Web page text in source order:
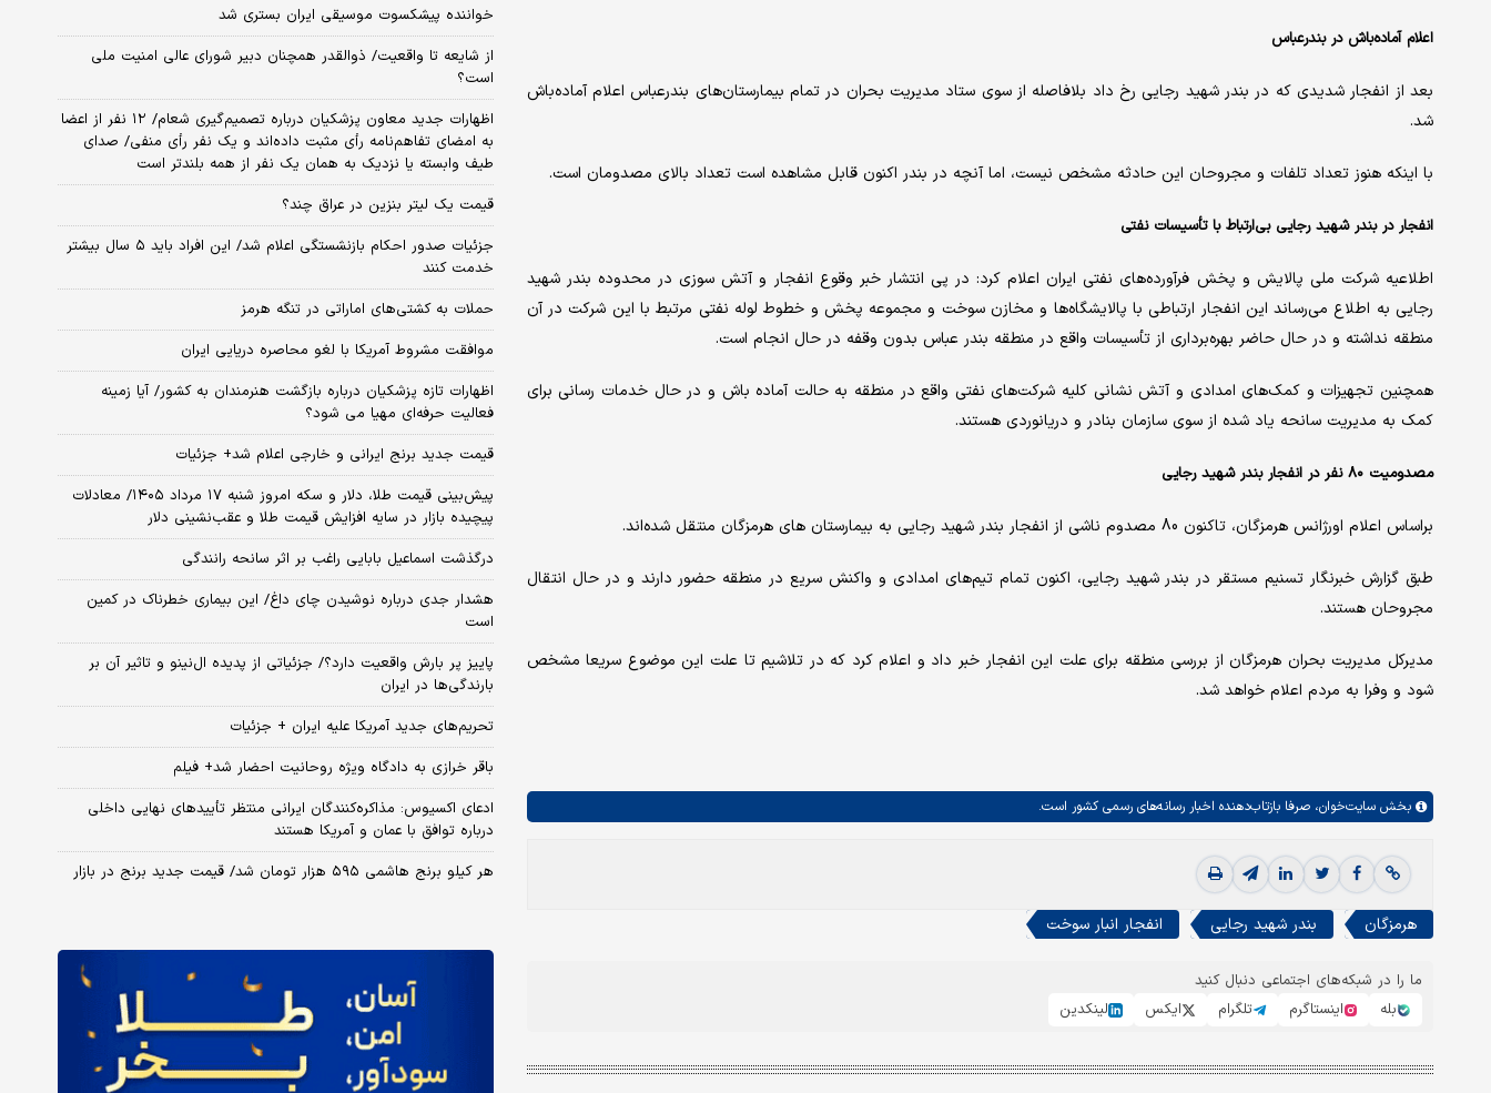
اعلام آماده‌باش در بندرعباس
بعد از انفجار شدیدی که ‌در بندر شهید رجایی رخ داد بلافاصله از سوی ستاد مدیریت بحران در تمام بیمار‌ستان‌های بندرعباس اعلام آماده‌باش
شد.
با اینکه هنوز تعداد تلفات و مجروحان این حادثه مشخص نیست، اما آنچه در بندر اکنون قابل مشاهده است تعداد بالای مصدومان است.
انفجار در بندر شهید رجایی بی‌ارتباط با تأسیسات نفتی
اطلاعیه شرکت ملی پالایش و پخش فرآورده‌های نفتی ایران اعلام کرد: در پی انتشار خبر وقوع انفجار و آتش سوزی در محدوده بندر شهید
رجایی به اطلاع می‌رساند این انفجار ارتباطی با پالایشگاه‌ها و مخازن سوخت و مجموعه پخش و خطوط لوله نفتی مرتبط با این شرکت در آن
منطقه نداشته و در حال حاضر بهره‌برداری از تأسیسات واقع در منطقه بندر عباس بدون وقفه در حال انجام است.
همچنین تجهیزات و کمک‌های امدادی و آتش نشانی کلیه شرکت‌های نفتی واقع در منطقه به حالت آماده باش و در حال خدمات رسانی برای
کمک به مدیریت سانحه یاد شده از سوی سازمان بنادر و دریانوردی هستند.
مصدومیت ۸۰ نفر در انفجار بندر شهید رجایی
براساس اعلام اورژانس هرمزگان، تاکنون 80 مصدوم ناشی از انفجار بندر شهید رجایی‌ به بیمارستان های هرمزگان منتقل شده‌اند.
طبق گزارش خبرنگار تسنیم مستقر در بندر شهید رجایی، اکنون تمام تیم‌های امدادی و واکنش سریع در منطقه حضور دارند و در حال انتقال
مجروحان هستند.
مدیرکل مدیریت بحران هرمزگان از بررسی ‌منطقه برای علت این انفجار خبر داد و اعلام کرد که در تلاشیم ‌تا علت این موضوع سریعا مشخص
شود و وفرا به مردم اعلام خواهد شد.
بخش سایت‌خوان، صرفا بازتاب‌دهنده اخبار رسانه‌های رسمی کشور است.
هرمزگان بندر شهید رجایی انفجار انبار سوخت
ما را در شبکه‌های اجتماعی دنبال کنید
بله
اینستاگرم تلگرام ایکس لینکدین
خواننده پیشکسوت موسیقی ایران بستری شد
از شایعه تا واقعیت/ ذوالقدر همچنان دبیر شورای ‌عالی امنیت ملی
است؟
اظهارات جدید معاون پزشکیان درباره تصمیم‌گیری شعام/ ۱۲ نفر از اعضا
به امضای تفاهم‌نامه رأی مثبت داده‌اند و یک نفر رأی منفی/ صدای
طیف وابسته یا نزدیک به همان یک نفر از همه بلندتر است
قیمت یک لیتر بنزین در عراق چند؟
جزئیات صدور احکام بازنشستگی اعلام شد/ این افراد باید ۵ سال بیشتر
خدمت کنند
حملات به کشتی‌های اماراتی در تنگه هرمز
موافقت مشروط آمریکا با لغو محاصره دریایی ایران
اظهارات تازه پزشکیان درباره بازگشت هنرمندان به کشور/ آیا زمینه
فعالیت حرفه‌ای مهیا می شود؟
قیمت جدید برنج ایرانی و خارجی اعلام شد+ جزئیات
پیش‌بینی قیمت طلا، دلار و سکه امروز شنبه ۱۷ مرداد ۱۴۰۵/ معادلات
پیچیده بازار در سایه افزایش قیمت طلا و عقب‌نشینی دلار
درگذشت اسماعیل بابایی راغب بر اثر سانحه رانندگی
هشدار جدی درباره نوشیدن چای داغ/ این بیماری خطرناک در کمین
است
پاییز پر بارش واقعیت دارد؟/ جزئیاتی از پدیده ال‌نینو و تاثیر آن بر
بارندگی‌ها در ایران
تحریم‌های جدید آمریکا علیه ایران + جزئیات
باقر خرازی به دادگاه ویژه روحانیت احضار شد+ فیلم
ادعای اکسیوس: مذاکره‌کنندگان ایرانی منتظر تأییدهای نهایی داخلی
درباره توافق با عمان و آمریکا هستند
هر کیلو برنج هاشمی ۵۹۵ هزار تومان شد/ قیمت جدید برنج در بازار